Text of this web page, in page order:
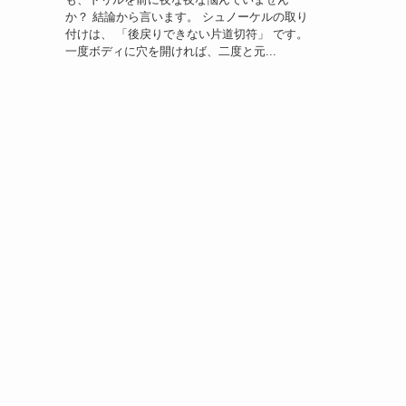
か？ 結論から言います。 シュノーケルの取り
付けは、 「後戻りできない片道切符」 です。
一度ボディに穴を開ければ、二度と元...